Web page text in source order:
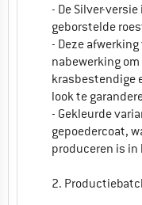
- De Silver-
geborstelde
- Deze
nabewerking
krasbestendige
look te
- Gekleurde
gepoedercoat,
produceren is in
2.